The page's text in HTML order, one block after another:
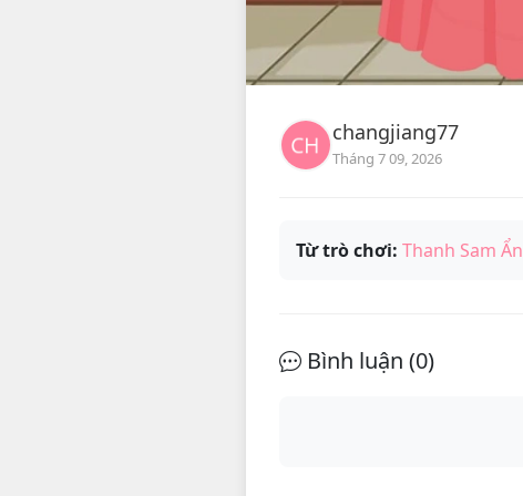
changjiang77
Tháng 7 09, 2026
Từ trò chơi: Thanh Sam Ẩn
Bình luận (0)